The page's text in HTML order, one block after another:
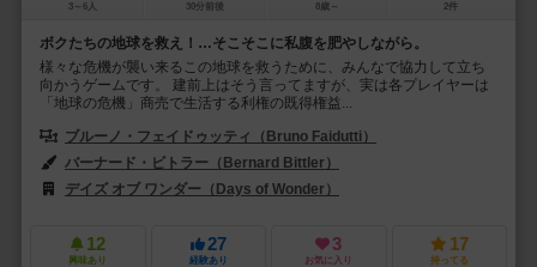
3～6人 30分前後 8歳～ 2件
ボクたちの地球を救え！…そこそこに私腹を肥やしながら。
様々な危機が襲い来るこの地球を救うために、みんなで協力して立ち
向かうゲームです。 建前上はそう言ってますが、実は各プレイヤーは
「地球の危機」商売で生活する利権の既得権益...
ブルーノ・フェイドゥッティ（Bruno Faidutti）
バーナード・ビトラー（Bernard Bittler）
デイズ オブ ワンダー（Days of Wonder）
12
興味あり
27
経験あり
3
お気に入り
17
持ってる